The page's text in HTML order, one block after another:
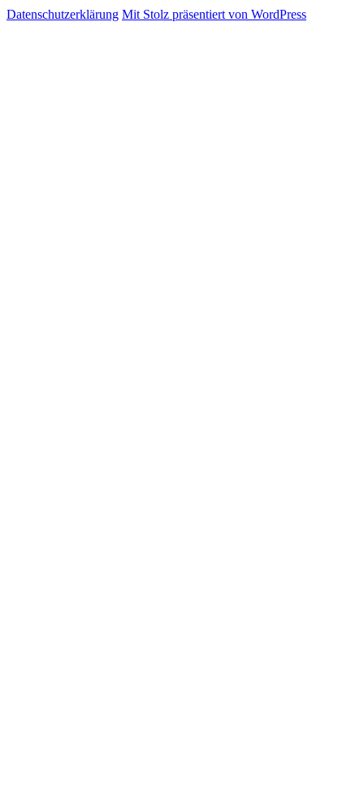
Datenschutzerklärung Mit Stolz präsentiert von WordPress